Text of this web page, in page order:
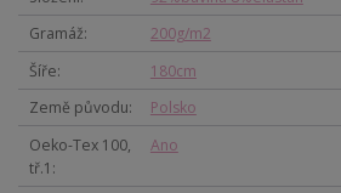
Gramáž
200g/m2
Šíře
180cm
Země původu
Polsko
Oeko-Tex 100,
tř.1
Ano